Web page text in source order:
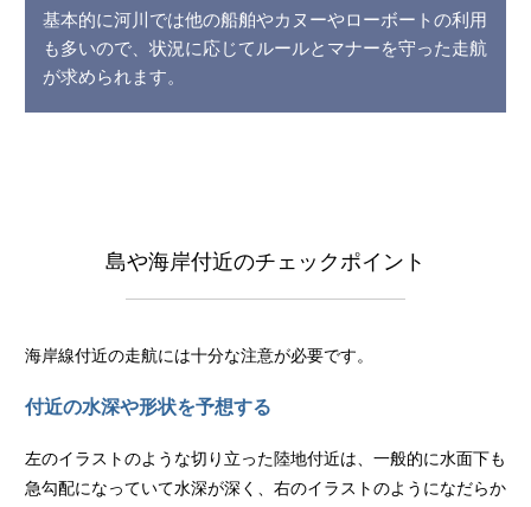
基本的に河川では他の船舶やカヌーやローボートの利用
も多いので、状況に応じてルールとマナーを守った走航
が求められます。
島や海岸付近のチェックポイント
海岸線付近の走航には十分な注意が必要です。
付近の水深や形状を予想する
左のイラストのような切り立った陸地付近は、一般的に水面下も
急勾配になっていて水深が深く、右のイラストのようになだらか